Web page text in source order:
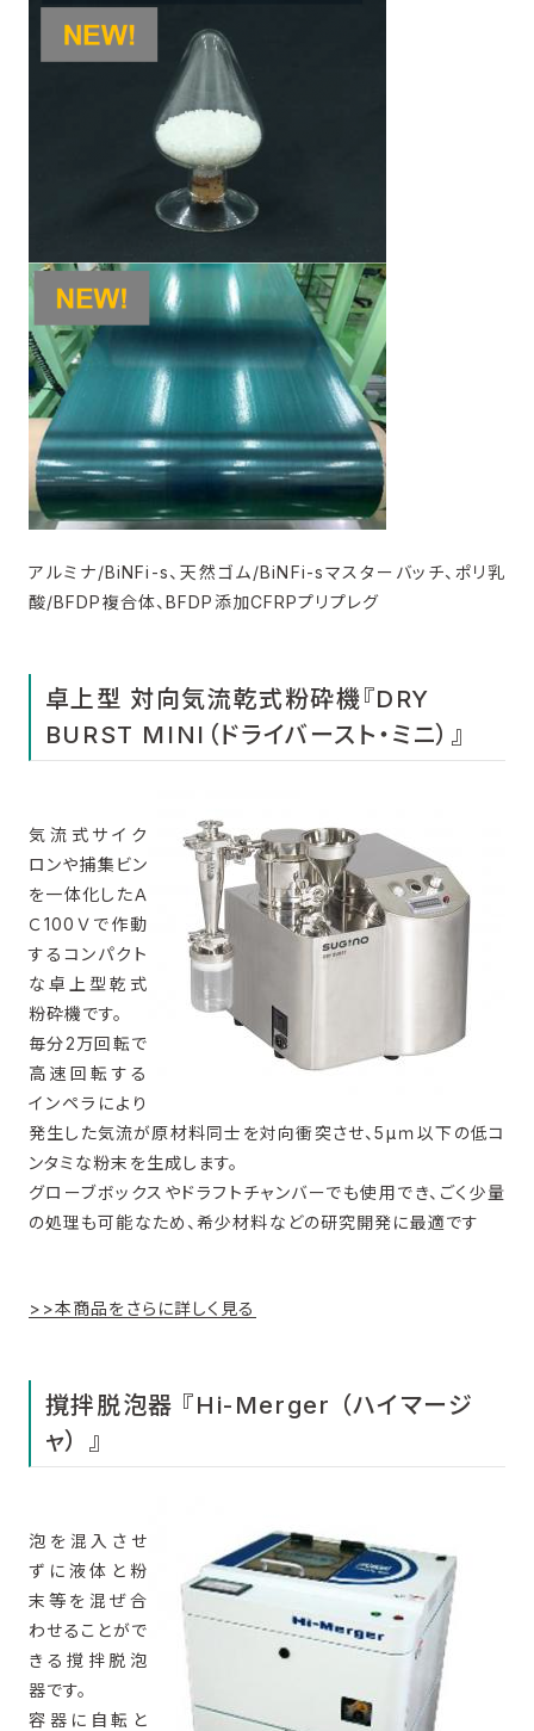
アルミナ/BiNFi-s、天然ゴム/BiNFi-sマスターバッチ、ポリ乳
酸/BFDP複合体、BFDP添加CFRPプリプレグ
卓上型 対向気流乾式粉砕機『DRY
BURST MINI（ドライバースト・ミニ）』
気流式サイク
ロンや捕集ビン
を一体化したＡ
Ｃ100Ｖで作動
するコンパクト
な卓上型乾式
粉砕機です。
毎分2万回転で
高速回転する
インペラにより
発生した気流が原材料同士を対向衝突させ、5μｍ以下の低コ
ンタミな粉末を生成します。
グローブボックスやドラフトチャンバーでも使用でき、ごく少量
の処理も可能なため、希少材料などの研究開発に最適です
>>本商品をさらに詳しく見る
撹拌脱泡器 『Hi-Merger （ハイマージ
ャ） 』
泡を混入させ
ずに液体と粉
末等を混ぜ合
わせることがで
きる撹拌脱泡
器です。
容器に自転と